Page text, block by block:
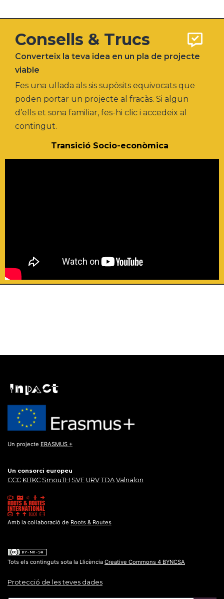
Consells & Trucs
Converteix la teva idea en un pla de projecte
viable
Fes una ullada als sis supòsits equivocats que
poden portar un projecte al fracàs. Si algun
d’ells et sona familiar, fes-hi clic i accedeix al
contingut.
Transició Socio-econòmica
Un projecte ERASMUS +
Un consorci europeu
CCC KITKC SmouTH SVF URV TDA Valnalon
Amb la col·laboració de Roots & Routes
Tots els continguts sota la Llicència Creative Commons 4 BYNCSA
Protecció de les teves dades